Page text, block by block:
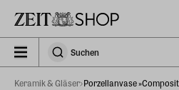
SuchenSuchen
Keramik & Gläser